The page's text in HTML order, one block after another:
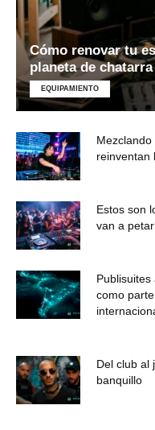
Cómo renovar tu
planeta de
EQUIPAMIENTO
reinventan
Estos son
van a
como
Del club al
banquillo